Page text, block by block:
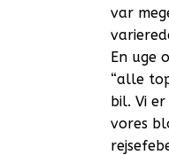
var
En uge
“alle
bil. Vi
vores